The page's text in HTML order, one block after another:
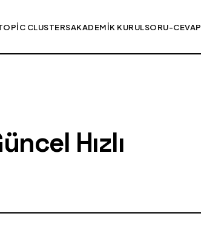
CLUSTERSAKADEMIK KURULSORU-CEVAP
Hızlı